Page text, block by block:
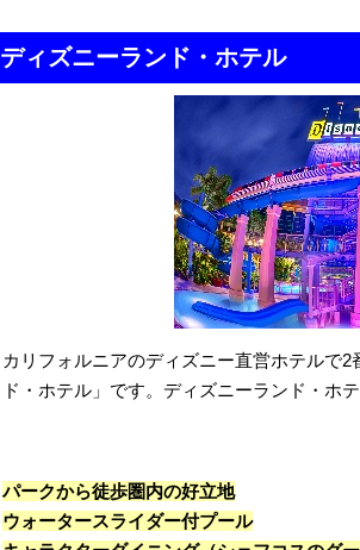
ディズニーランド・ホテル
カリフォルニアのディズニー直営ホテルで
ド・ホテル」です。ディズニーランド・ホ
パークから徒歩圏内の好立地
ウォータースライダー付プール